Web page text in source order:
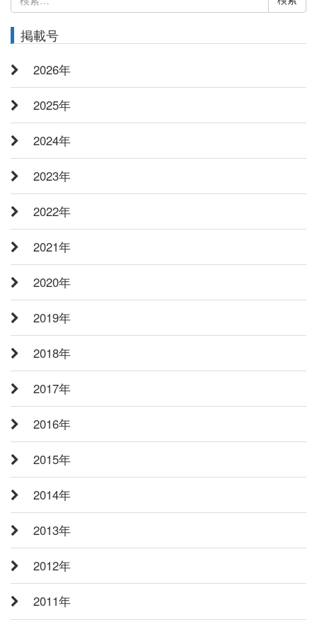
索:
掲載号
2026年
2025年
2024年
2023年
2022年
2021年
2020年
2019年
2018年
2017年
2016年
2015年
2014年
2013年
2012年
2011年